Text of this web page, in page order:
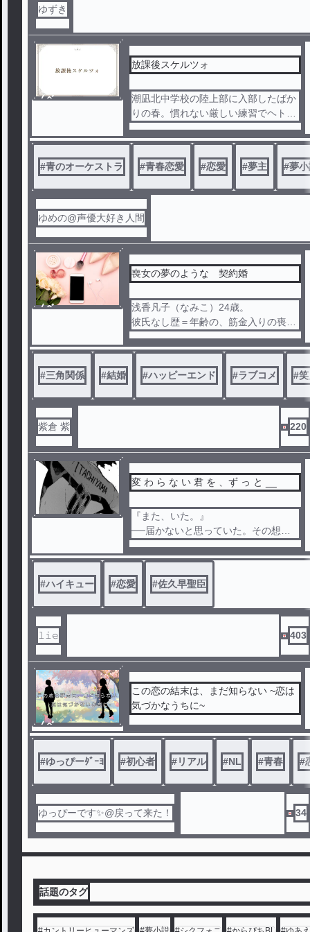
ゆずき
ノベ
放課後スケルツォ
潮凪北中学校の陸上部に入部したばか
りの春。慣れない厳しい練習でヘトヘ
トになった私は、通学路の途中にある
小さなカフェ『Scherzo』に迷い込む
。そこで出会ったのは、エプロンを身
にまとった、少し長めの明るい茶髪の
高校生＿＿羽鳥先輩。
#青のオーケストラ #青春恋愛 #恋愛 #夢主 #夢
ゆめの@声優大好き人間
ノベ
喪女の夢のような 契約婚
浅香凡子（なみこ）24歳。
彼氏なし歴＝年齢の、筋金入りの喪女
。
とある投稿サイトで連載されている『
五十嵐室長はテクニシャン』の熱烈な
ファン。
蓮水監査部長 三十代前半？
凡子の勤める警備会社の親会社、総合
商社の監査部長。凡子が抱く五十嵐室
長のイメージにピッタリなため、目の
蓮水の補佐役。
蓮水とはタイプの違う中性的なイケメ
ン。
浅香 凡子』は、筋金入りの喪女であ
中の『五十嵐室長はテクニシャン』の
凡子には毎週月曜日を楽しみにして
いる。月曜日には『五十嵐室長』のイ
メージにピッタリのエリートサラリー
マン『蓮水監査部長』が、本社に出勤
してくるからだ。
蓮水には、補佐的役割を持つ『泉堂
水とはタイプの違うイケメンだ。
凡子の受付仲間『瑠璃』は隠れ腐女
子で、『蓮水×泉堂』をカップル推し
しているため、蓮水の情報はいつも、
瑠璃から入ってくる。
凡子は、蓮水のことを、五十嵐室長
の化身と捉えていた。
何かと凡子を誘ってくるようになる。
瑠璃は『蓮水×泉堂』のファンだし
#三角関係 #結婚 #ハッピーエンド #ラブコメ #
紫倉 紫 220
変 わ ら な い 君 を 、ず っ と __
『また、いた。』
──届かないと思っていた。その想い
は、とっくに届いていた。
#ハイキュー #恋愛 #佐久早聖臣
𝚕𝚒𝚎 403
ノベ
ル
この恋の結末は、まだ知らない ~恋は
気づかなうちに~
#ゆっぴーﾀﾞｰﾖ #初心者 #リアル #NL #青春 #
ゆっぴーです✨@戻って来た！ 34
話題のタグ